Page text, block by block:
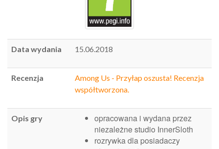
Data wydania 15.06.2018
Recenzja
Among Us - Przyłap oszusta! Recenzja
współtworzona.
Opis gry
opracowana i wydana przez
niezależne studio InnerSloth
rozrywka dla posiadaczy